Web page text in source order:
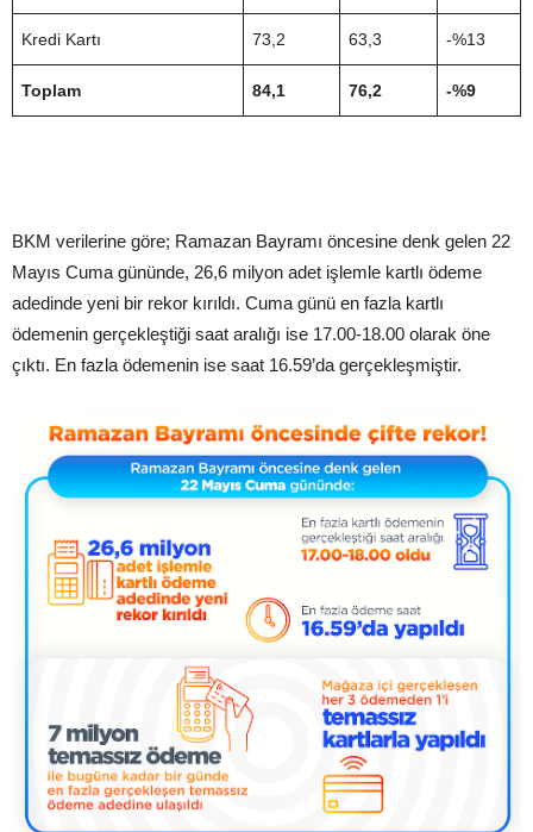
Kredi Kartı 73,2 63,3 -%13
Toplam 84,1 76,2 -%9
BKM verilerine göre; Ramazan Bayramı öncesine denk gelen 22
Mayıs Cuma gününde, 26,6 milyon adet işlemle kartlı ödeme
adedinde yeni bir rekor kırıldı. Cuma günü en fazla kartlı
ödemenin gerçekleştiği saat aralığı ise 17.00-18.00 olarak öne
çıktı. En fazla ödemenin ise saat 16.59’da gerçekleşmiştir.